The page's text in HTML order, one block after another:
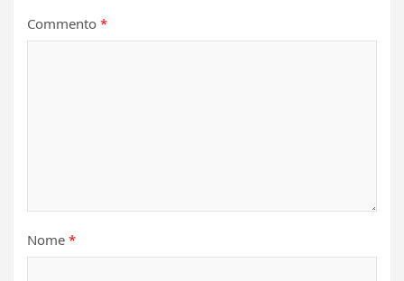
Commento *
Nome *